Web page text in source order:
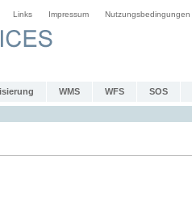
Links Impressum Nutzungsbedingungen
WMS WFS SOS